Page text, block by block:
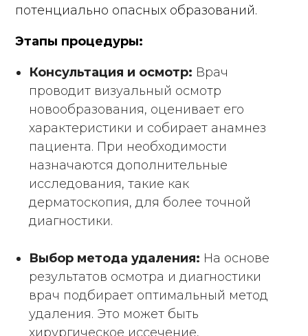
потенциально опасных образований.
Этапы процедуры:
Консультация и осмотр: Врач
проводит визуальный осмотр
новообразования, оценивает его
характеристики и собирает анамнез
пациента. При необходимости
назначаются дополнительные
исследования, такие как
дерматоскопия, для более точной
диагностики.
Выбор метода удаления: На основе
результатов осмотра и диагностики
врач подбирает оптимальный метод
удаления. Это может быть
хирургическое иссечение,